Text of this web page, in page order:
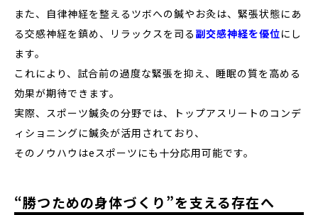
また、自律神経を整えるツボへの鍼やお灸は、緊張状態にあ
る交感神経を鎮め、リラックスを司る 副交感神経を優位にし
ます。
これにより、試合前の過度な緊張を抑え、睡眠の質を高める
効果が期待できます。
実際、スポーツ鍼灸の分野では、トップアスリートのコンデ
ィショニングに鍼灸が活用されており、
そのノウハウはeスポーツにも十分応用可能です。
“勝つための身体づくり”を支える存在へ